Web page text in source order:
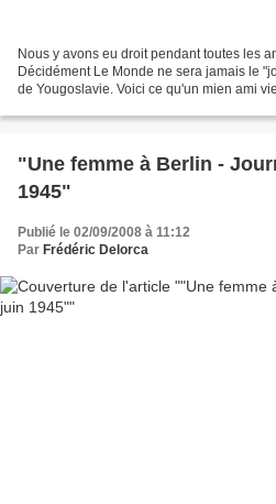
Nous y avons eu droit pendant toutes les
Décidément Le Monde ne sera jamais le
de Yougoslavie. Voici ce qu'un mien ami
"Une femme à Berlin -
1945"
Publié le 02/09/2008 à 11:12
Par Frédéric Delorca